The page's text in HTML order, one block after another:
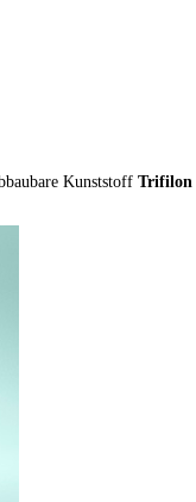
Kunststoff Trifilon